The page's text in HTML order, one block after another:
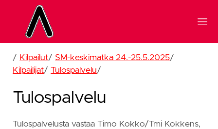
/ Kilpailut/ SM-keskimatka 24.-25.5.2025/
Kilpailijat/Tulospalvelu/
Tulospalvelu
Tulospalvelusta vastaa Timo Kokko/Tmi Kokkens,